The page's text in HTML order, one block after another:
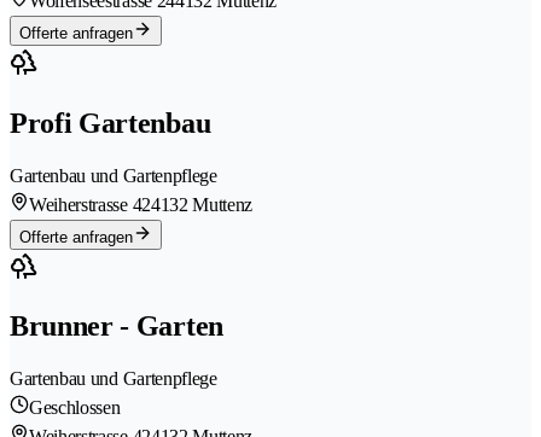
Offerte anfragen
Profi Gartenbau
Gartenbau und Gartenpflege
Weiherstrasse 424132 Muttenz
Offerte anfragen
Brunner - Garten
Gartenbau und Gartenpflege
Geschlossen